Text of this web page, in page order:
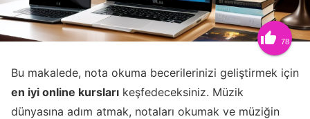
 78
Bu makalede, nota okuma becerilerinizi geliştirmek için
en iyi online kursları keşfedeceksiniz. Müzik
dünyasına adım atmak, notaları okumak ve müziğin